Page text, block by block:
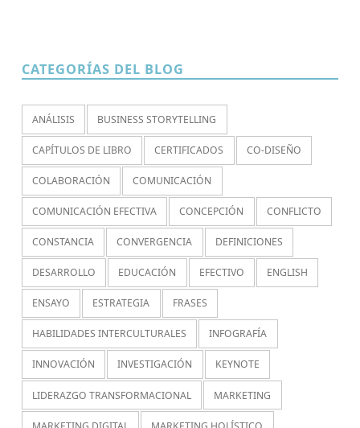
CATEGORÍAS DEL BLOG
ANÁLISIS BUSINESS STORYTELLING
CAPÍTULOS DE LIBRO CERTIFICADOS CO-DISEÑO
COLABORACIÓN COMUNICACIÓN
COMUNICACIÓN EFECTIVA CONCEPCIÓN CONFLICTO
CONSTANCIA CONVERGENCIA DEFINICIONES
DESARROLLO EDUCACIÓN EFECTIVO ENGLISH
ENSAYO ESTRATEGIA FRASES
HABILIDADES INTERCULTURALES INFOGRAFÍA
INNOVACIÓN INVESTIGACIÓN KEYNOTE
LIDERAZGO TRANSFORMACIONAL MARKETING